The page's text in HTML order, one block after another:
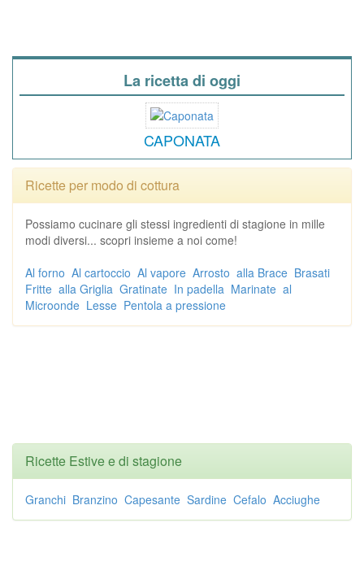
La ricetta di oggi
CAPONATA
Ricette per modo di cottura
Possiamo cucinare gli stessi ingredienti di stagione in mille
modi diversi... scopri insieme a noi come!
Al forno Al cartoccio Al vapore Arrosto alla Brace Brasati
Fritte alla Griglia Gratinate In padella Marinate al
Microonde Lesse Pentola a pressione
Ricette Estive e di stagione
Granchi Branzino Capesante Sardine Cefalo Acciughe